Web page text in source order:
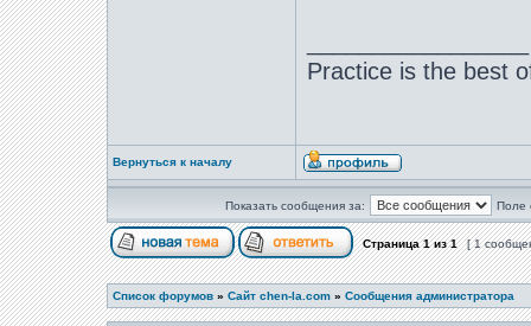
Practice is the best
Вернуться к началу
Показать сообщения за: Поле
Страница1из1 [ 1
Список форумов » Сайт chen-la.com » Сообщения администратора